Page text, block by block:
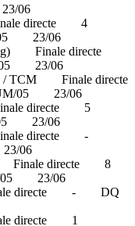
06
directe 4
23/06
Finale directe
23/06
/ TCM Finale directe
23/06
directe 5
23/06
directe -
06
Finale directe 8
23/06
directe - DQ
directe 1